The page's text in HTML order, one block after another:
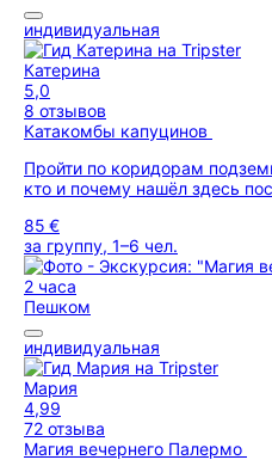
индивидуальная
Катерина
5,0
8 отзывов
Катакомбы капуцинов
Пройти по коридорам
кто и почему нашёл здесь
85 €
за группу, 1–6 чел.
2 часа
Пешком
индивидуальная
Мария
4,99
72 отзыва
Магия вечернего Палермо